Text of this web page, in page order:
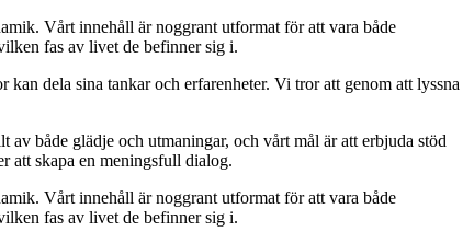
Vårt innehåll är noggrant utformat för att vara både
fas av livet de befinner sig i.
dela sina tankar och erfarenheter. Vi tror att genom att lyssna
både glädje och utmaningar, och vårt mål är att erbjuda stöd
att skapa en meningsfull dialog.
Vårt innehåll är noggrant utformat för att vara både
fas av livet de befinner sig i.